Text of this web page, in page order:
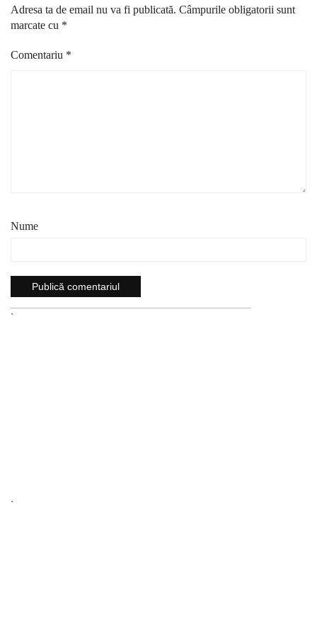
Adresa ta de email nu va fi publicată. Câmpurile obligatorii sunt
marcate cu *
Comentariu *
Nume
`
`